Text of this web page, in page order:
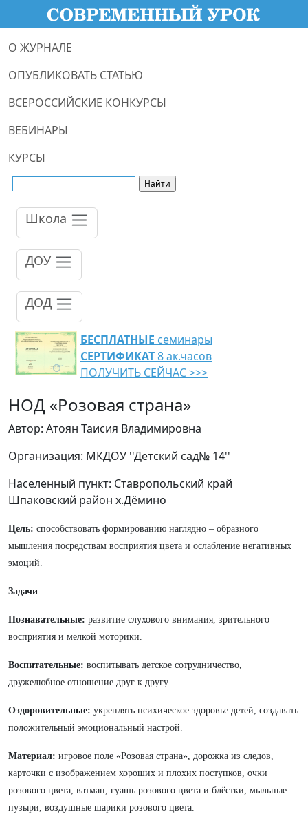
О ЖУРНАЛЕ
ОПУБЛИКОВАТЬ СТАТЬЮ
ВСЕРОССИЙСКИЕ КОНКУРСЫ
ВЕБИНАРЫ
КУРСЫ
Школа
ДОУ
ДОД
БЕСПЛАТНЫЕ семинары
СЕРТИФИКАТ8 ак.часов
ПОЛУЧИТЬ СЕЙЧАС >>>
НОД «Розовая страна»
Автор: Атоян Таисия Владимировна
Организация: МКДОУ ''Детский сад№ 14''
Населенный пункт: Ставропольский край
Шпаковский район х.Дёмино
Цель: способствовать формированию наглядно – образного
мышления посредствам восприятия цвета и ослабление негативных
эмоций.
Задачи
Познавательные: развитие слухового внимания, зрительного
восприятия и мелкой моторики.
Воспитательные: воспитывать детское сотрудничество,
дружелюбное отношение друг к другу.
Оздоровительные: укреплять психическое здоровье детей, создавать
положительный эмоциональный настрой.
Материал: игровое поле «Розовая страна», дорожка из следов,
карточки с изображением хороших и плохих поступков, очки
розового цвета, ватман, гуашь розового цвета и блёстки, мыльные
пузыри, воздушные шарики розового цвета.